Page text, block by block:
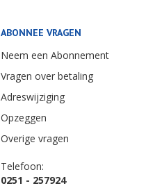
ABONNEE VRAGEN
Neem een Abonnement
Vragen over betaling
Adreswijziging
Opzeggen
Overige vragen
Telefoon:
0251 - 257924